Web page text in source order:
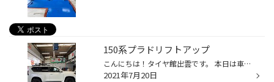
150系プラドリフトアップ
こんにちは！タイヤ館出雲です。 本日は車高のリフトアップの紹介です！ 車両は人気の１５０系プラドです。 プラドはどうしても純正で車高が前下がりなので、そこを改善したいとご相談を受けて取付したのが、 JAOSの【BATTLEZリフトアップキット】です！ この商品は、よく有るバネだけのリフトアッ...
2021年7月20日